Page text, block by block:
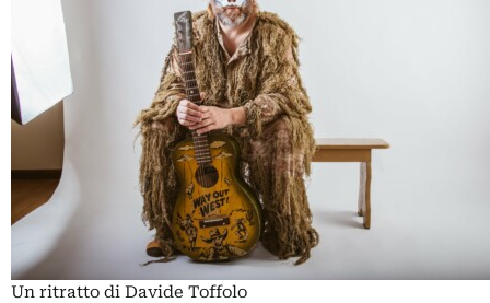
Un ritratto di Davide Toffolo